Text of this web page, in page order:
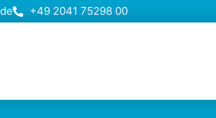
+49 2041 75298 00